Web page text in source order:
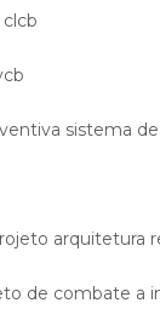
sistema
arquitetura
de combate a